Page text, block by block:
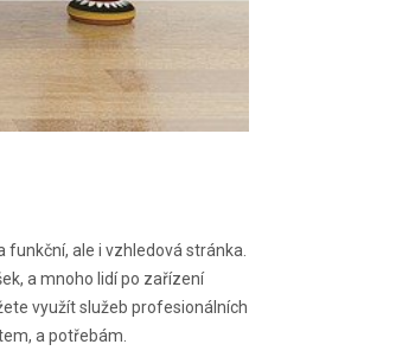
funkční, ale i vzhledová stránka.
a mnoho lidí po zařízení
využít služeb profesionálních
a potřebám.